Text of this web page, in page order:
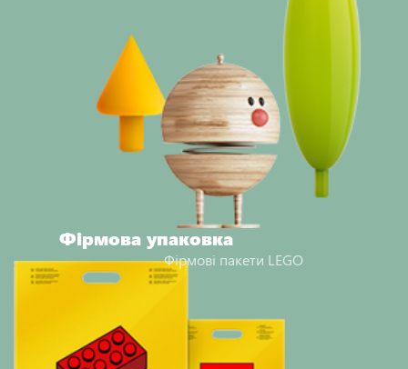
Фірмова упаковка
Фірмові пакети LEGO